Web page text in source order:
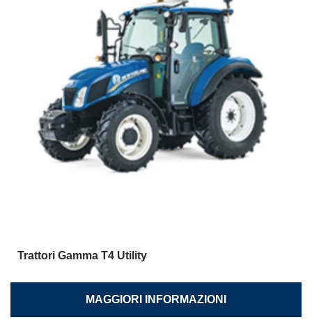
Trattori Gamma T4 Utility
MAGGIORI INFORMAZIONI